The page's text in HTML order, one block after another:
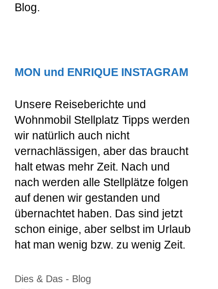
Blog.
MON und ENRIQUE INSTAGRAM
Unsere Reiseberichte und
Wohnmobil Stellplatz Tipps werden
wir natürlich auch nicht
vernachlässigen, aber das braucht
halt etwas mehr Zeit. Nach und
nach werden alle Stellplätze folgen
auf denen wir gestanden und
übernachtet haben. Das sind jetzt
schon einige, aber selbst im Urlaub
hat man wenig bzw. zu wenig Zeit.
Kategorien
Dies & Das - Blog